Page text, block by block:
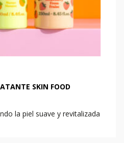
SKIN FOOD
la piel suave y revitalizada